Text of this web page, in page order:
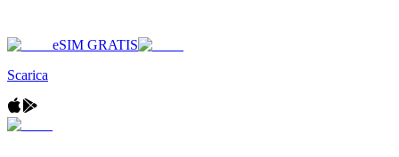
eSIM GRATIS
Scarica